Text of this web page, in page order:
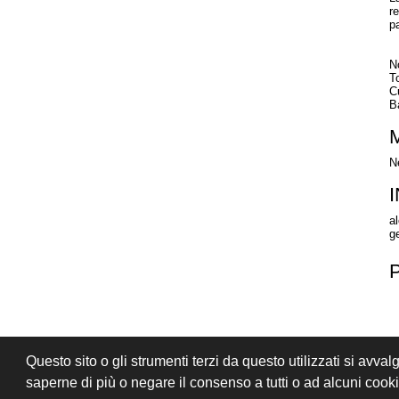
Questo sito o gli strumenti terzi da questo utilizzati si
saperne di più o negare il consenso a tutti o ad alcuni
PRIVACY CONDIZIONI DI VENDITA